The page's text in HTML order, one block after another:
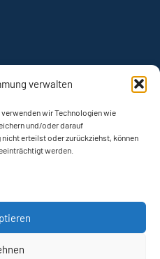
verwalten
wir Technologien wie
und/oder darauf
erteilst oder zurückziehst, können
werden.